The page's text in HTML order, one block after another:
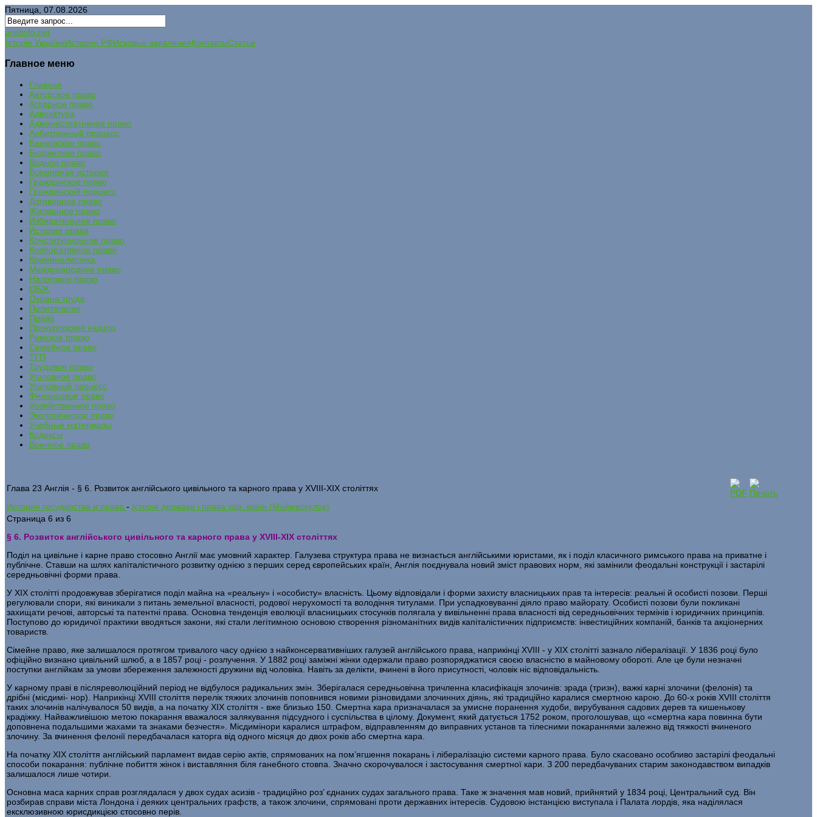
Пятница, 07.08.2026
uristinfo.net
Історія УкраїниИстория РФИсковые заявленияКонтактыСтатьи
Главное меню
Главная
Авторское право
Аграрное право
Адвокатура
Административное право
Арбитражный процесс
Банковское право
Бюджетное право
Водное право
Всемирная история
Гражданское право
Гражданский процесс
Договорное право
Жилищное право
Избирательное право
История права
Конституционное право
Корпоративное право
Криминалистика
Международное право
Налоговое право
ОБЖ
Охрана труда
Политология
Право
Прокурорский надзор
Римское право
Семейное право
ТГП
Трудовое право
Уголовное право
Уголовный процесс
Финансовое право
Хозяйственное право
Экологическое право
Учебные материалы
Кодексы
Военное право
Глава 23 Англія - § 6. Розвиток англійського цивільного та карного права у XVIII-ХІХ століттях
История государства и права - Історія держави і права зар. країн (Маймескулов)
Страница 6 из 6
§ 6. Розвиток англійського цивільного та карного права у XVIII-ХІХ століттях
Поділ на цивільне і карне право стосовно Англії має умовний харак­тер. Галузева структура права не визнається англійськими юристами, як і поділ класичного римського права на приватне і
публічне. Ставши на шлях капіталістичного розвитку однією з перших серед європейських країн, Англія поєднувала новий зміст правових норм, які замінили фео­дальні конструкції і застарілі
середньовічні форми права.
У ХІХ столітті продовжував зберігатися поділ майна на «реальну» і «особисту» власність. Цьому відповідали і форми захисту власниць­ких прав та інтересів: реальні й особисті позови. Перші
регулювали спори, які виникали з питань земельної власності, родової нерухомос­ті та володіння титулами. При успадковуванні діяло право майорату. Особисті позови були покликані
захищати речові, авторські та патент­ні права. Основна тенденція еволюції власницьких стосунків полягала у вивільненні права власності від середньовічних термінів і юридичних принципів.
Поступово до юридичої практики вводяться закони, які стали легітимною основою створення різноманітних видів капіталіс­тичних підприємств: інвестиційних компаній, банків та акціонерних
товариств.
Сімейне право, яке залишалося протягом тривалого часу однією з найконсервативніших галузей англійського права, наприкінці XVIII - у ХІХ столітті зазнало лібералізації. У 1836 році було
офіційно визна­но цивільний шлюб, а в 1857 році - розлучення. У 1882 році заміжні жінки одержали право розпоряджатися своєю власністю в майновому обороті. Але це були незначні
поступки англійкам за умови збережен­ня залежності дружини від чоловіка. Навіть за делікти, вчинені в його присутності, чоловік ніс відповідальність.
У карному праві в післяреволюційний період не відбулося ради­кальних змін. Зберігалася середньовічна тричленна класифікація зло­чинів: зрада (тризн), важкі карні злочини (фелонія) та
дрібні (місдимі- нор). Наприкінці XVIII століття перелік тяжких злочинів поповнився новими різновидами злочинних діянь, які традиційно каралися смерт­ною карою. До 60-х років XVIII століття
таких злочинів налічувалося 50 видів, а на початку ХІХ століття - вже близько 150. Смертна кара призначалася за умисне поранення худоби, вирубування садових дерев та кишенькову
крадіжку. Найважливішою метою покарання вважало­ся залякування підсудного і суспільства в цілому. Документ, який датується 1752 роком, проголошував, що «смертна кара повинна бути
доповнена подальшими жахами та знаками безчестя». Місдимінори каралися штрафом, відправленням до виправних установ та тілесними покараннями залежно від тяжкості вчиненого
злочину. За вчинення фелонії передбачалася каторга від одного місяця до двох років або смертна кара.
На початку ХІХ століття англійський парламент видав серію актів, спрямованих на пом’ягшення покарань і лібералізацію системи карно­го права. Було скасовано особливо застарілі феодальні
способи пока­рання: публічне побиття жінок і виставляння біля ганебного стовпа. Значно скорочувалося і застосування смертної кари. З 200 передбачу­ваних старим законодавством випадків
залишалося лише чотири.
Основна маса карних справ розглядалася у двох судах асизів - тра­диційно роз’ єднаних судах загального права. Таке ж значення мав новий, прийнятий у 1834 році, Центральний суд. Він
розбирав справи міста Лондона і деяких центральних графств, а також злочини, спрямо­вані проти державних інтересів. Судовою інстанцією виступала і Пала­та лордів, яка наділялася
ексклюзивною юрисдикцією стосовно перів.